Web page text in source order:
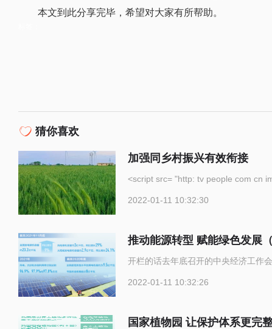
本文到此分享完毕，希望对大家有所帮助。
猜你喜欢
加强同乡村振兴有效衔接
<script src= "http: tv
2022-01-11 10:32:30
推动能源转型 赋能绿色发展
开栏的话去年底召开的中央经济工作
2022-01-11 10:32:26
国家植物园 让保护体系更完